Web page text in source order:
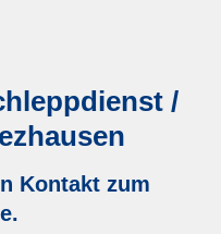
/
Kontakt zum